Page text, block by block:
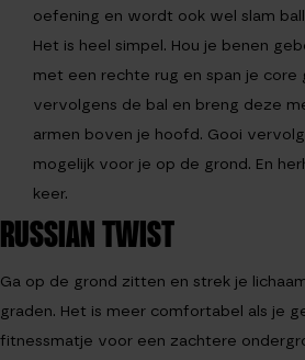
oefening en wordt ook wel slam
Het is heel simpel. Hou je benen
met een rechte rug en span je core
vervolgens de bal en breng deze
armen boven je hoofd. Gooi
mogelijk voor je op de grond. En
keer.
RUSSIAN TWIST
Ga op de grond zitten en strek je
graden. Het is meer comfortabel als je
fitnessmatje voor een zachtere